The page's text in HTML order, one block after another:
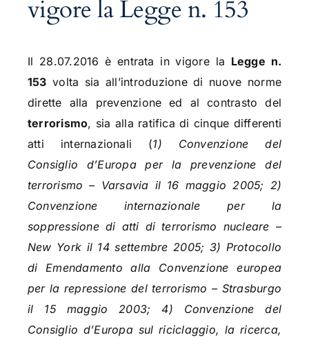
vigore la Legge n. 153
Il 28.07.2016 è entrata in vigore la Legge n.
153 volta sia all’introduzione di nuove norme
dirette alla prevenzione ed al contrasto del
terrorismo, sia alla ratifica di cinque differenti
atti internazionali (1) Convenzione del
Consiglio d’Europa per la prevenzione del
terrorismo – Varsavia il 16 maggio 2005; 2)
Convenzione internazionale per la
soppressione di atti di terrorismo nucleare –
New York il 14 settembre 2005; 3) Protocollo
di Emendamento alla Convenzione europea
per la repressione del terrorismo – Strasburgo
il 15 maggio 2003; 4) Convenzione del
Consiglio d’Europa sul riciclaggio, la ricerca,